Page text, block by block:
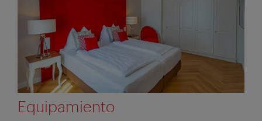
Equipamiento